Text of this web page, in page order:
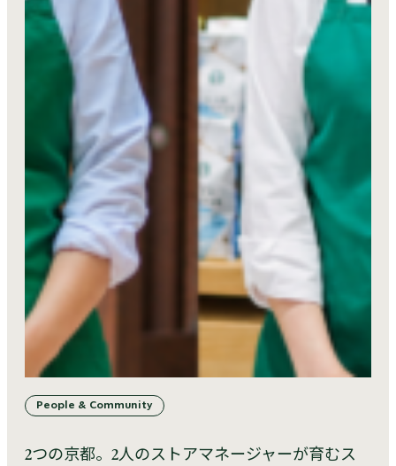
People & Community
2つの京都。2人のストアマネージャーが育むス